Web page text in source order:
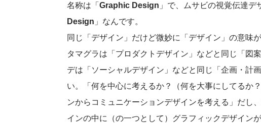
名称は「 Graphic Design 」で、ムサビの視覚伝達デ
Design 」なんです。
同じ「デザイン」だけど微妙に「デザイン」の意味
タマグラは「プロダクトデザイン」などと同じ「図
デは「ソーシャルデザイン」などと同じ「企画・計
い。「何を中心に考えるか？（何を大事にしてるか
ンからコミュニケーションデザインを考える」だし
インの中に（の一つとして）グラフィックデザイン